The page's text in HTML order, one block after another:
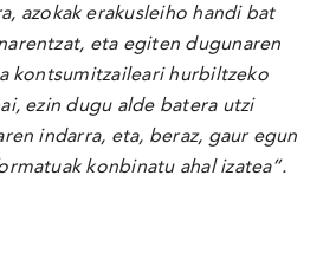
azokak erakusleiho handi bat
eta egiten dugunaren
kontsumitzaileari hurbiltzeko
ezin dugu alde batera utzi
indarra, eta, beraz, gaur egun
konbinatu ahal izatea”.